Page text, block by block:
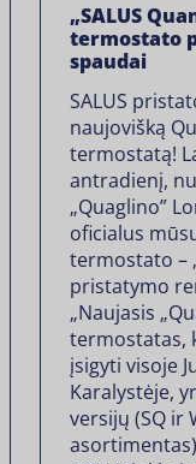
„SALUS
termostato
spaudai
SALUS
naujovišką
termostatą!
antradienį,
„Quaglino”
oficialus
termostato –
pristatymo
„Naujasis
termostatas,
įsigyti visoje
Karalystėje,
versijų (SQ ir